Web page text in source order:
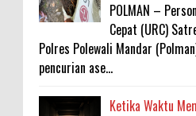
POLMAN –
Cepat (URC)
Polres Polewali Mandar
pencurian ase...
Ketika Waktu